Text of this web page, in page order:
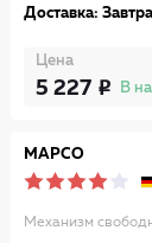
Доставка: Завтра
Цена
5 227 В
MAPCO
Механизм